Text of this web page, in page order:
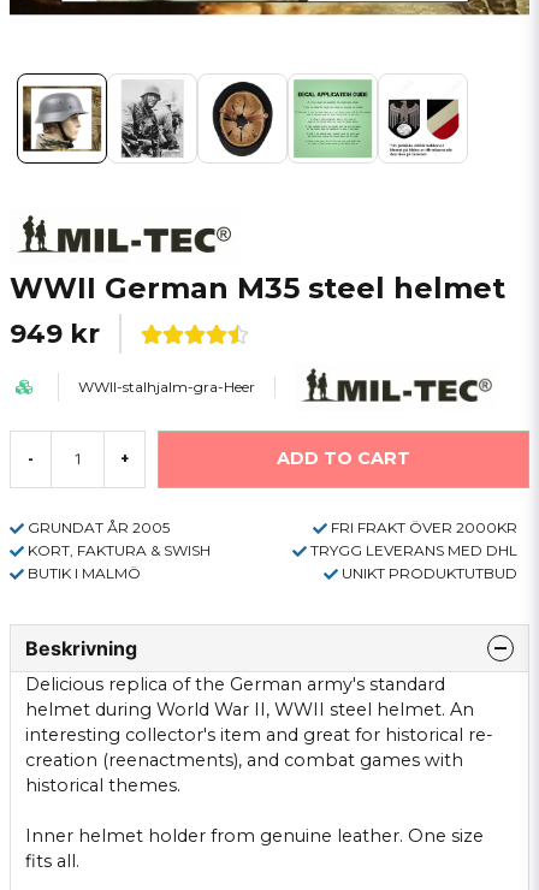
WWII German M35 steel helmet
949 kr
WWII-stalhjalm-gra-Heer
- + ADD TO CART
GRUNDAT ÅR 2005
FRI FRAKT ÖVER 2000KR
KORT, FAKTURA & SWISH
TRYGG LEVERANS MED DHL
BUTIK I MALMÖ
UNIKT PRODUKTUTBUD
Beskrivning
Delicious replica of the German army's standard
helmet during World War II, WWII steel helmet. An
interesting collector's item and great for historical re-
creation (reenactments), and combat games with
historical themes.
Inner helmet holder from genuine leather. One size
fits all.